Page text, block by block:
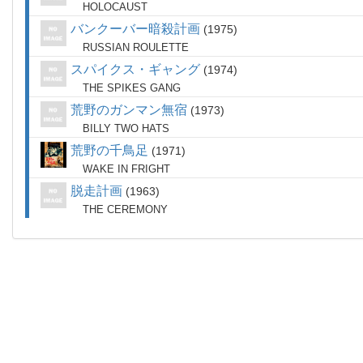
HOLOCAUST
バンクーバー暗殺計画 1975
RUSSIAN ROULETTE
スパイクス・ギャング 1974
THE SPIKES GANG
荒野のガンマン無宿 1973
BILLY TWO HATS
荒野の千鳥足 1971
WAKE IN FRIGHT
脱走計画 1963
THE CEREMONY